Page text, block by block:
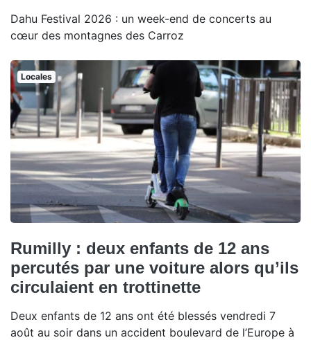
Dahu Festival 2026 : un week-end de concerts au
cœur des montagnes des Carroz
Locales
Rumilly : deux enfants de 12 ans
percutés par une voiture alors qu’ils
circulaient en trottinette
Deux enfants de 12 ans ont été blessés vendredi 7
août au soir dans un accident boulevard de l’Europe à